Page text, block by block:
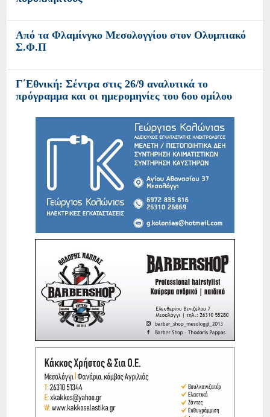
Από τα Φλαμίνγκο Μεσολογγίου στον Ολυμπιακό
Σ.Φ.Π
Γ΄Εθνική: Σέντρα στις 26/9 αναλυτικά το
πρόγραμμα και οι ημερομηνίες του 6ου ομίλου